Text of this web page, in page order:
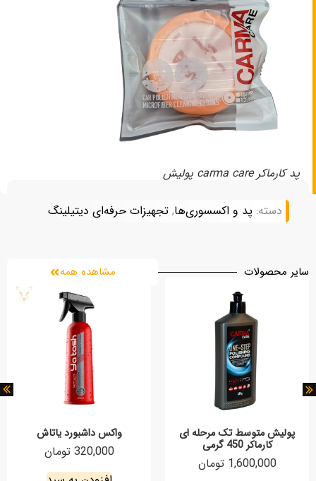
پد کارماکر carma care پولیش
دسته: پد و اکسسوری‌ها, تجهیزات حرفه‌ای دیتیلینگ
سایر محصولات مشاهده همه
پولیش متوسط تک مرحله ای
کارماکر 450 گرمی
1,600,000 تومان
واکس داشبورد یاتاش
320,000 تومان